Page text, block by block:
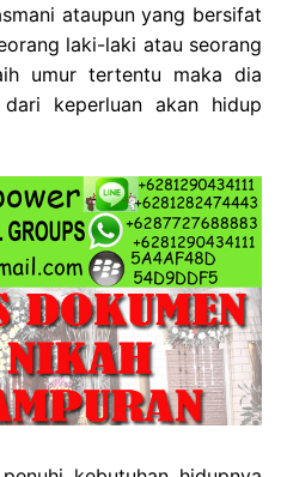
ataupun yang bersifat
laki-laki atau seorang
umur tertentu maka dia
keperluan akan hidup